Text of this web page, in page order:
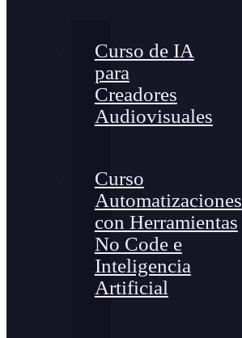
Curso de IA
para
Creadores
Audiovisuales
Curso
Automatizaciones
con Herramientas
No Code e
Inteligencia
Artificial